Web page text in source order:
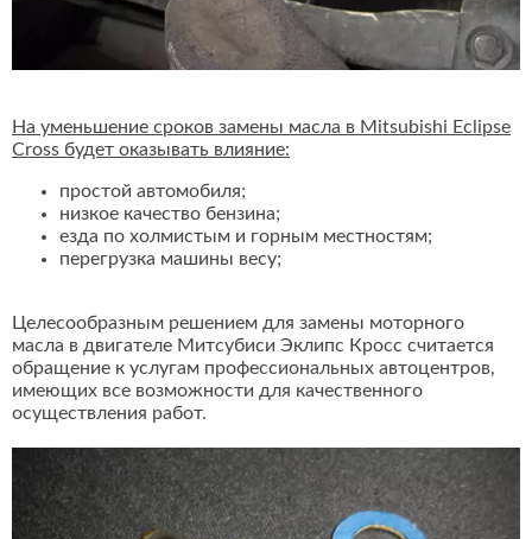
На уменьшение сроков замены масла в Mitsubishi Eclipse
Cross будет оказывать влияние:
простой автомобиля;
низкое качество бензина;
езда по холмистым и горным местностям;
перегрузка машины весу;
Целесообразным решением для замены моторного
масла в двигателе Митсубиси Эклипс Кросс считается
обращение к услугам профессиональных автоцентров,
имеющих все возможности для качественного
осуществления работ.